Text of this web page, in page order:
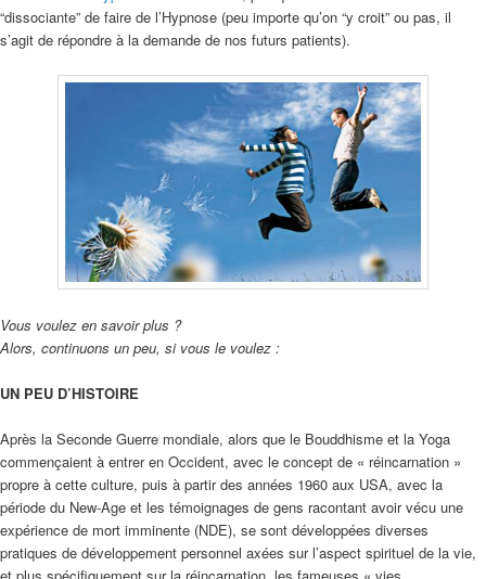
“dissociante” de faire de l’Hypnose (peu importe qu’on “y croit” ou pas, il
s’agit de répondre à la demande de nos futurs patients).
Vous voulez en savoir plus ?
Alors, continuons un peu, si vous le voulez :
UN PEU D’HISTOIRE
Après la Seconde Guerre mondiale, alors que le Bouddhisme et la Yoga
commençaient à entrer en Occident, avec le concept de « réincarnation »
propre à cette culture, puis à partir des années 1960 aux USA, avec la
période du New-Age et les témoignages de gens racontant avoir vécu une
expérience de mort imminente (NDE), se sont développées diverses
pratiques de développement personnel axées sur l’aspect spirituel de la vie,